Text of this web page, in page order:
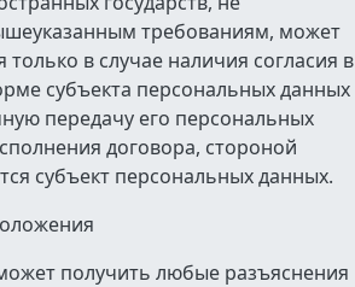
требованиям, может
только в случае наличия согласия в
субъекта персональных данных
передачу его персональных
договора, стороной
субъект персональных данных.
получить любые разъяснения